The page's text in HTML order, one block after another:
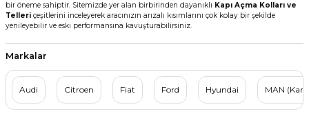
bir öneme sahiptir. Sitemizde yer alan birbirinden dayanıklı Kapı Açma Kolları ve
Telleri çeşitlerini inceleyerek aracınızın arızalı kısımlarını çok kolay bir şekilde
yenileyebilir ve eski performansına kavuşturabilirsiniz.
Markalar
Audi Citroen Fiat Ford Hyundai MAN